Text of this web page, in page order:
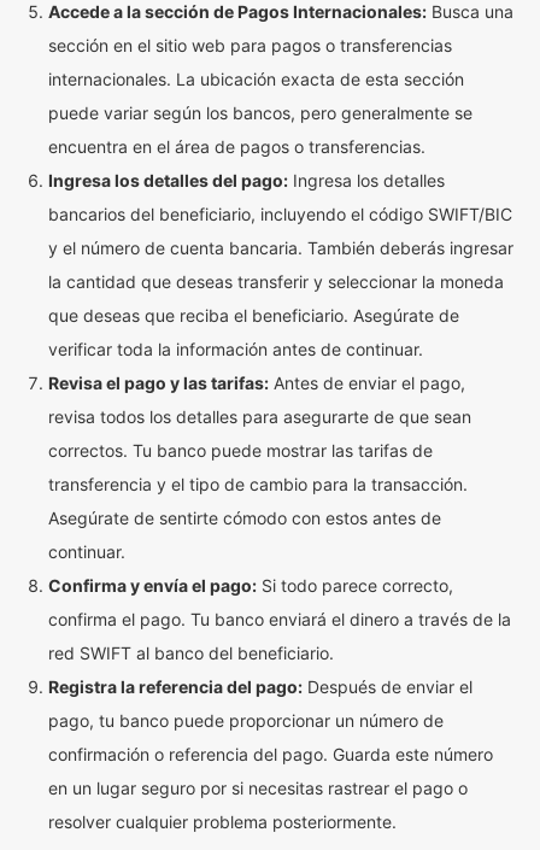
Accede a la sección de Pagos Internacionales: Busca una
sección en el sitio web para pagos o transferencias
internacionales. La ubicación exacta de esta sección
puede variar según los bancos, pero generalmente se
encuentra en el área de pagos o transferencias.
Ingresa los detalles del pago: Ingresa los detalles
bancarios del beneficiario, incluyendo el código SWIFT/BIC
y el número de cuenta bancaria. También deberás ingresar
la cantidad que deseas transferir y seleccionar la moneda
que deseas que reciba el beneficiario. Asegúrate de
verificar toda la información antes de continuar.
Revisa el pago y las tarifas: Antes de enviar el pago,
revisa todos los detalles para asegurarte de que sean
correctos. Tu banco puede mostrar las tarifas de
transferencia y el tipo de cambio para la transacción.
Asegúrate de sentirte cómodo con estos antes de
continuar.
Confirma y envía el pago: Si todo parece correcto,
confirma el pago. Tu banco enviará el dinero a través de la
red SWIFT al banco del beneficiario.
Registra la referencia del pago: Después de enviar el
pago, tu banco puede proporcionar un número de
confirmación o referencia del pago. Guarda este número
en un lugar seguro por si necesitas rastrear el pago o
resolver cualquier problema posteriormente.